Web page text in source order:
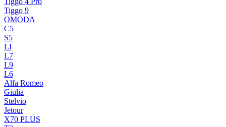
Tiggo 9
OMODA
C5
S5
LI
L7
L9
L6
Alfa Romeo
Giulia
Stelvio
Jetour
X70 PLUS